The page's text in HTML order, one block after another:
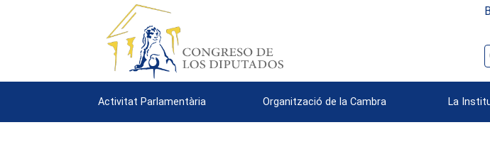
Activitat Parlamentària Organització de la Cambra La